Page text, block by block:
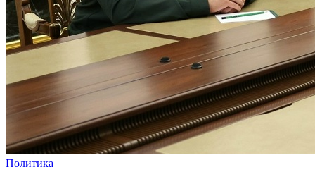
Политика